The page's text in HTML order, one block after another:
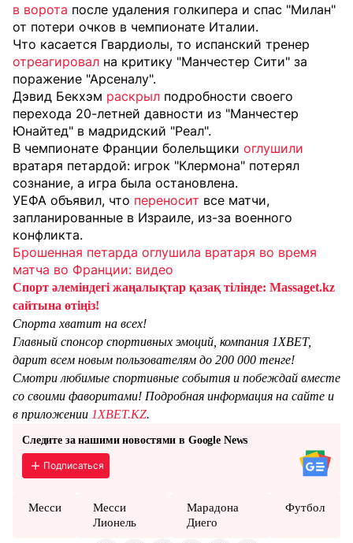
в ворота после удаления голкипера и спас "Милан"
от потери очков в чемпионате Италии.
Что касается Гвардиолы, то испанский тренер
отреагировал на критику "Манчестер Сити" за
поражение "Арсеналу".
Дэвид Бекхэм раскрыл подробности своего
перехода 20-летней давности из "Манчестер
Юнайтед" в мадридский "Реал".
В чемпионате Франции болельщики оглушили
вратаря петардой: игрок "Клермона" потерял
сознание, а игра была остановлена.
УЕФА объявил, что переносит все матчи,
запланированные в Израиле, из-за военного
конфликта.
Брошенная петарда оглушила вратаря во время
матча во Франции: видео
Спорт әлеміндегі жаңалықтар қазақ тілінде: Massaget.kz
сайтына өтіңіз!
Спорта хватит на всех!
Главный спонсор спортивных эмоций, компания 1XBET,
дарит всем новым пользователям до 200 000 тенге!
Смотри любимые спортивные события и побеждай вместе
со своими фаворитами! Подробная информация на сайте и
в приложении 1XBET.KZ.
Следите за нашими новостями в Google News
Подписаться
Месси
Месси
Лионель
Марадона
Диего
Футбол